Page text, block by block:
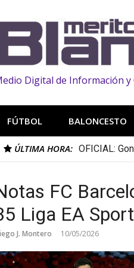
Digital de Información
FÚTBOL BALONCESTO
ÚLTIMA HORA: OFICIAL:
FC
Liga EA
J. Montero 10/05/2026